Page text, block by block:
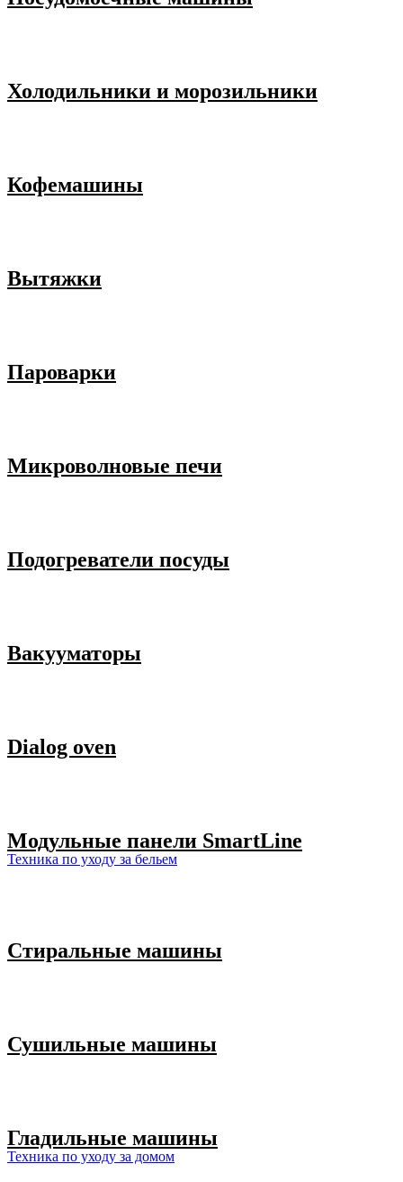
Холодильники и морозильники
Кофемашины
Вытяжки
Пароварки
Микроволновые печи
Подогреватели посуды
Вакууматоры
Dialog oven
Модульные панели SmartLine
Техника по уходу за бельем
Стиральные машины
Сушильные машины
Гладильные машины
Техника по уходу за домом